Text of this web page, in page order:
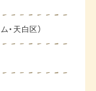
天白区）